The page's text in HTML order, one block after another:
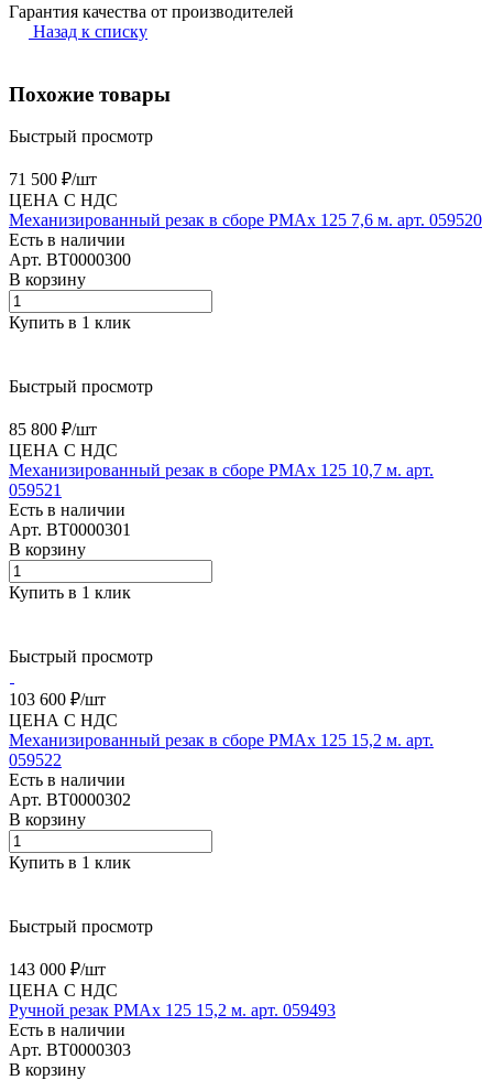
Гарантия качества от производителей
Назад к списку
Похожие товары
Быстрый просмотр
71 500 ₽/шт
ЦЕНА С НДС
Механизированный резак в сборе PMAx 125 7,6 м. арт. 059520
Есть в наличии
Арт. BT0000300
В корзину
Купить в 1 клик
Быстрый просмотр
85 800 ₽/шт
ЦЕНА С НДС
Механизированный резак в сборе PMAx 125 10,7 м. арт.
059521
Есть в наличии
Арт. BT0000301
В корзину
Купить в 1 клик
Быстрый просмотр
103 600 ₽/шт
ЦЕНА С НДС
Механизированный резак в сборе PMAx 125 15,2 м. арт.
059522
Есть в наличии
Арт. BT0000302
В корзину
Купить в 1 клик
Быстрый просмотр
143 000 ₽/шт
ЦЕНА С НДС
Ручной резак PMAx 125 15,2 м. арт. 059493
Есть в наличии
Арт. BT0000303
В корзину